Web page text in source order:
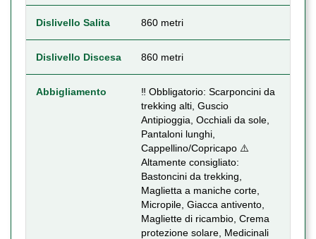
Dislivello Salita 860 metri
Dislivello Discesa 860 metri
Abbigliamento
‼️ Obbligatorio: Scarponcini da
trekking alti, Guscio
Antipioggia, Occhiali da sole,
Pantaloni lunghi,
Cappellino/Copricapo ⚠️
Altamente consigliato:
Bastoncini da trekking,
Maglietta a maniche corte,
Micropile, Giacca antivento,
Magliette di ricambio, Crema
protezione solare, Medicinali